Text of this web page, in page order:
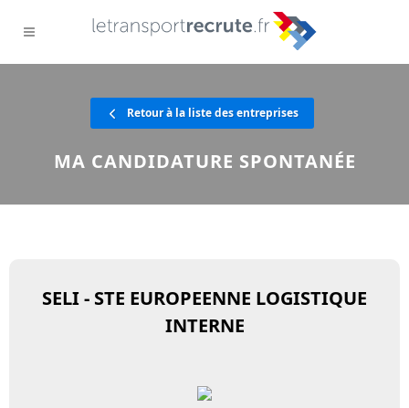
Retour à la liste des entreprises
MA CANDIDATURE SPONTANÉE
SELI - STE EUROPEENNE LOGISTIQUE
INTERNE